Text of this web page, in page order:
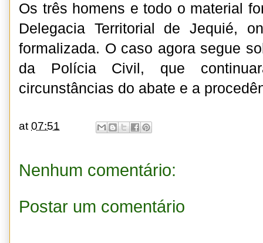
Os três homens e todo o material
Delegacia Territorial de Jequié,
formalizada. O caso agora segue
da Polícia Civil, que
circunstâncias do abate e a
at07:51
Nenhum comentário:
Postar um comentário